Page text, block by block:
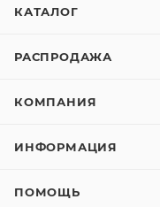
КАТАЛОГ
РАСПРОДАЖА
КОМПАНИЯ
ИНФОРМАЦИЯ
ПОМОЩЬ